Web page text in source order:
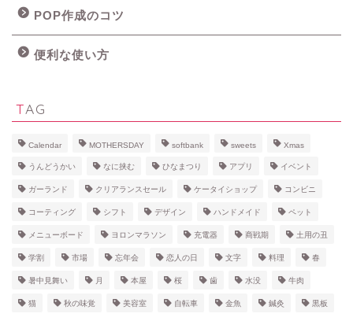
POP作成のコツ
便利な使い方
TAG
Calendar MOTHERSDAY softbank sweets Xmas
うんどうかい なに挟む ひなまつり アプリ イベント
ガーランド クリアランスセール ケータイショップ コンビニ
コーティング シフト デザイン ハンドメイド ペット
メニューボード ヨロンマラソン 充電器 商戦期 土用の丑
学割 市場 忘年会 恋人の日 文字 料理 春
暑中見舞い 月 本屋 桜 歯 水没 牛肉
猫 秋の味覚 美容室 自転車 金魚 鍼灸 黒板